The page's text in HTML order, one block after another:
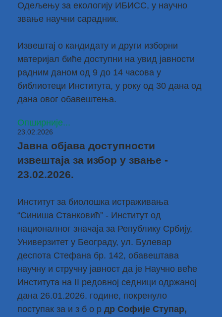
Одељењу за екологију ИБИСС, у научно
звање научни сарадник.
Извештај о кандидату и други изборни
материјал биће доступни на увид јавности
радним даном од 9 до 14 часова у
библиотеци Института, у року од 30 дана од
дана овог обавештења.
Опширније...
23.02.2026
Јавна објава доступности
извештаја за избор у звање -
23.02.2026.
Институт за биолошка истраживања
“Синиша Станковић” - Институт од
националног значаја за Републику Србију,
Универзитет у Београду, ул. Булевар
деспота Стефана бр. 142, обавештава
научну и стручну јавност да је Научно веће
Института на II редовној седници одржаној
дана 26.01.2026. године, покренуло
поступак за и з б о р др Софије Ступар,